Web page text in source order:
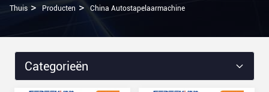
Thuis > Producten > China Autostapelaarmachine
Categorieën